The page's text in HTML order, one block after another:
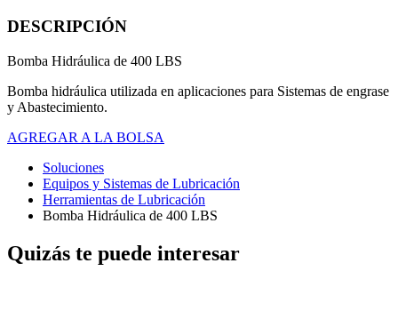
DESCRIPCIÓN
Bomba Hidráulica de 400 LBS
Bomba hidráulica utilizada en aplicaciones para Sistemas de engrase
y Abastecimiento.
AGREGAR A LA BOLSA
Soluciones
Equipos y Sistemas de Lubricación
Herramientas de Lubricación
Bomba Hidráulica de 400 LBS
Quizás te puede interesar